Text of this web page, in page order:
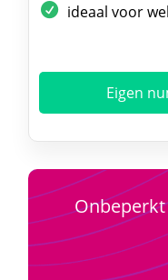
ideaal voor
Eigen